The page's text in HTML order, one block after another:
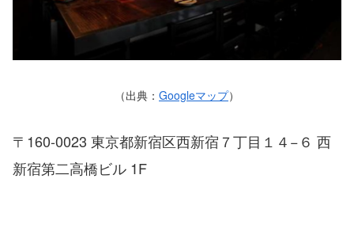
（出典： Googleマップ）
〒160-0023 東京都新宿区西新宿７丁目１４−６ 西
新宿第二高橋ビル 1F